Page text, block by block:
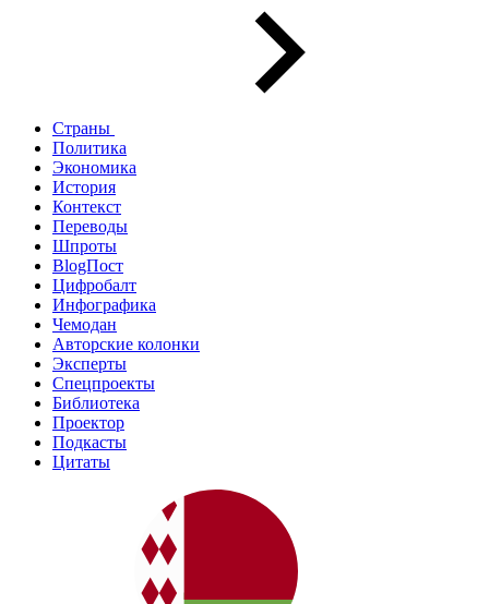
Страны
Политика
Экономика
История
Контекст
Переводы
Шпроты
BlogПост
Цифробалт
Инфографика
Чемодан
Авторские колонки
Эксперты
Спецпроекты
Библиотека
Проектор
Подкасты
Цитаты